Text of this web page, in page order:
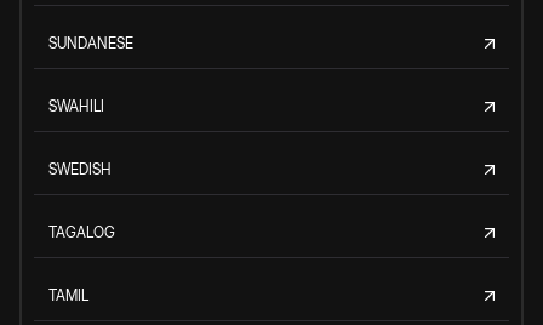
SUNDANESE
SWAHILI
SWEDISH
TAGALOG
TAMIL